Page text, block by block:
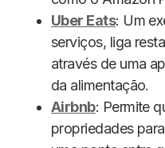
Uber Eats: Um
serviços, liga
através de uma
da alimentação.
Airbnb: Permite
propriedades